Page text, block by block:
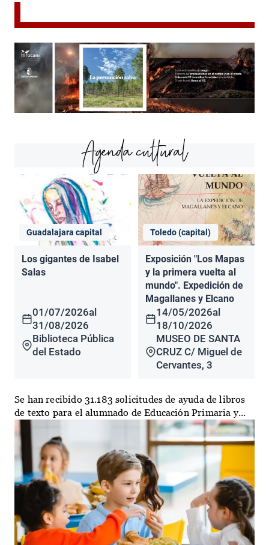
Agenda cultural
Guadalajara capital
Los gigantes de Isabel
Salas
01/07/2026al
31/08/2026
Biblioteca Pública
del Estado
Toledo (capital)
Exposición "Los Mapas
y la primera vuelta al
mundo". Expedición de
Magallanes y Elcano
14/05/2026al
18/10/2026
MUSEO DE SANTA
CRUZ C/ Miguel de
Cervantes, 3
Se han recibido 31.183 solicitudes de ayuda de libros
de texto para el alumnado de Educación Primaria y...